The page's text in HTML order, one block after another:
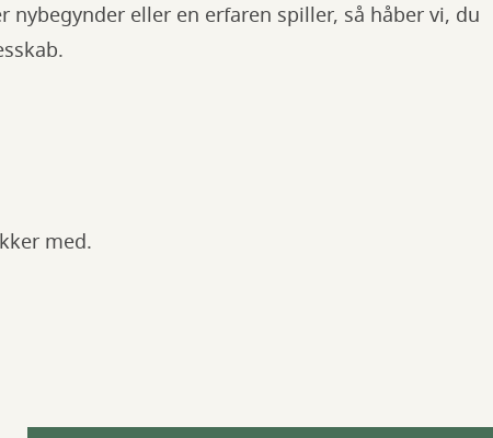
nybegynder eller en erfaren spiller, så håber vi, du
med.